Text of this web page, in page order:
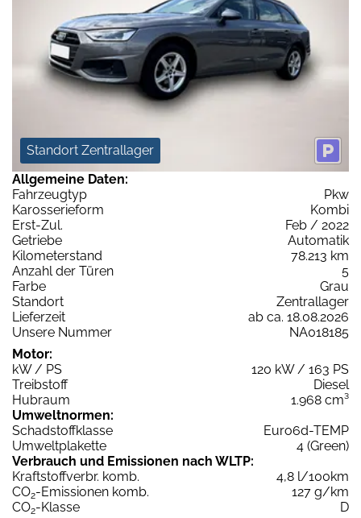
Standort Zentrallager
Allgemeine Daten:
Fahrzeugtyp
Pkw
Karosserieform
Kombi
Erst-Zul.
Feb / 2022
Getriebe
Automatik
Kilometerstand
78.213 km
Anzahl der Türen
5
Farbe
Grau
Standort
Zentrallager
Lieferzeit
ab ca. 18.08.2026
Unsere Nummer
NA018185
Motor:
kW / PS
120 kW / 163 PS
Treibstoff
Diesel
Hubraum
1.968 cm³
Umweltnormen:
Schadstoffklasse
Euro6d-TEMP
Umweltplakette
4 (Green)
Verbrauch und Emissionen nach WLTP:
Kraftstoffverbr. komb.
4,8 l/100km
CO2-Emissionen komb.
127 g/km
CO2-Klasse
D